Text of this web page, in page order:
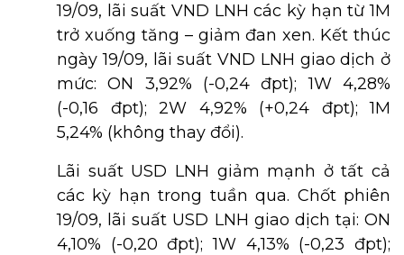
19/09, lãi suất VND LNH các kỳ hạn từ 1M
trở xuống tăng – giảm đan xen. Kết thúc
ngày 19/09, lãi suất VND LNH giao dịch ở
mức: ON 3,92% (-0,24 đpt); 1W 4,28%
(-0,16 đpt); 2W 4,92% (+0,24 đpt); 1M
5,24% (không thay đổi).
Lãi suất USD LNH giảm mạnh ở tất cả
các kỳ hạn trong tuần qua. Chốt phiên
19/09, lãi suất USD LNH giao dịch tại: ON
4,10% (-0,20 đpt); 1W 4,13% (-0,23 đpt);